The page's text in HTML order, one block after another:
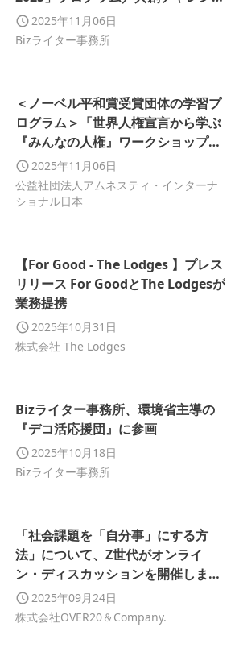
に登録
2025年11月06日
Bizライター事務所
＜ノーベル平和賞受賞団体の学習プ
ログラム＞「世界人権宣言から学ぶ
『みんなの人権』ワークショップ
（参加型学習）」
2025年11月06日
公益社団法人アムネスティ・インターナ
ショナル日本
【For Good - The Lodges 】プレス
リリース For GoodとThe Lodgesが
業務提携
2025年10月31日
株式会社 The Lodges
Bizライター事務所、環境省主導の
『デコ活応援団』に参画
2025年10月18日
Bizライター事務所
「社会課題を「自分事」にする方
法」について、Z世代がオンライ
ン・ディスカッションを開催しまし
た 2025年09月24日
株式会社OVER20＆Company.